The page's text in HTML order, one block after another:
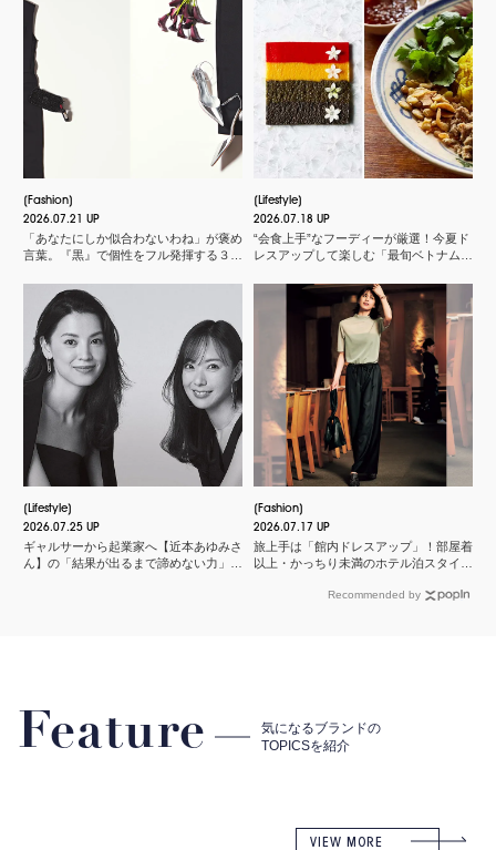
Fashion
2026.07.21 UP
「あなたにしか似合わないわね」が褒め
言葉。『黒』で個性をフル発揮する３つ
Lifestyle
2026.07.18 UP
“会食上手”なフーディーが厳選！今夏ド
レスアップして楽しむ「最旬ベトナム料
Lifestyle
2026.07.25 UP
ギャルサーから起業家へ【近本あゆみさ
ん】の「結果が出るまで諦めない力」と
Fashion
2026.07.17 UP
旅上手は「館内ドレスアップ」！部屋着
以上・かっちり未満のホテル泊スタイル
Recommended by
Feature
気になるブランドの
TOPICSを紹介
VIEW MORE